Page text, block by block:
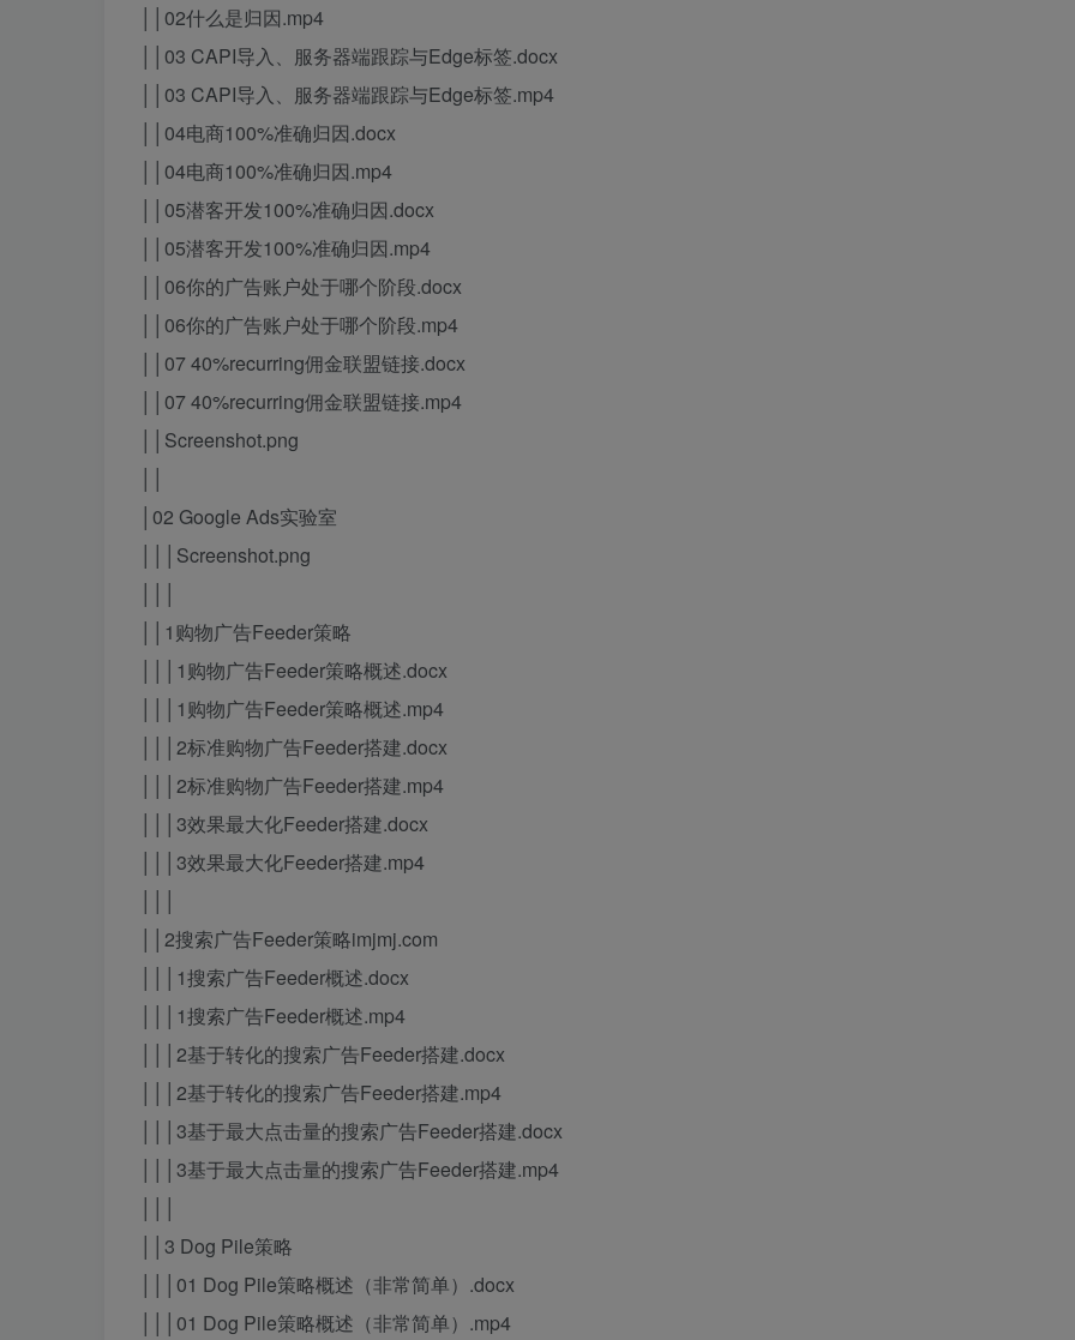
││02什么是归因.mp4
││03 CAPI导入、服务器端跟踪与Edge标签.docx
││03 CAPI导入、服务器端跟踪与Edge标签.mp4
││04电商100%准确归因.docx
││04电商100%准确归因.mp4
││05潜客开发100%准确归因.docx
││05潜客开发100%准确归因.mp4
││06你的广告账户处于哪个阶段.docx
││06你的广告账户处于哪个阶段.mp4
││07 40%recurring佣金联盟链接.docx
││07 40%recurring佣金联盟链接.mp4
││Screenshot.png
│02 Google Ads实验室
│││Screenshot.png
││1购物广告Feeder策略
│││1购物广告Feeder策略概述.docx
│││1购物广告Feeder策略概述.mp4
│││2标准购物广告Feeder搭建.docx
│││2标准购物广告Feeder搭建.mp4
│││3效果最大化Feeder搭建.docx
│││3效果最大化Feeder搭建.mp4
││2搜索广告Feeder策略imjmj.com
│││1搜索广告Feeder概述.docx
│││1搜索广告Feeder概述.mp4
│││2基于转化的搜索广告Feeder搭建.docx
│││2基于转化的搜索广告Feeder搭建.mp4
│││3基于最大点击量的搜索广告Feeder搭建.docx
│││3基于最大点击量的搜索广告Feeder搭建.mp4
││3 Dog Pile策略
│││01 Dog Pile策略概述（非常简单）.docx
│││01 Dog Pile策略概述（非常简单）.mp4